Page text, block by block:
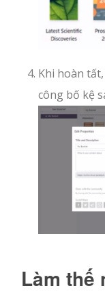
Khi hoàn
công bố kệ
Làm thế